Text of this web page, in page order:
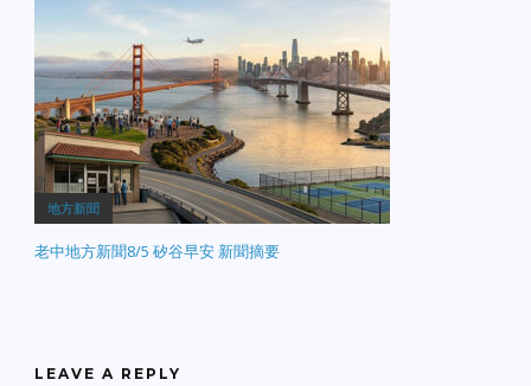
地方新聞
老中地方新聞8/5 矽谷早安 新聞摘要
LEAVE A REPLY